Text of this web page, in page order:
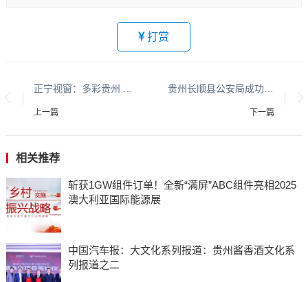
打赏
上一篇
贵州长顺县公安局成功破获一起危害国家重点保护野生植物系列案
下一篇
相关推荐
斩获1GW组件订单！全新“满屏”ABC组件亮相2025
澳大利亚国际能源展
中国汽车报：大文化系列报道：贵州酱香酒文化系
列报道之二